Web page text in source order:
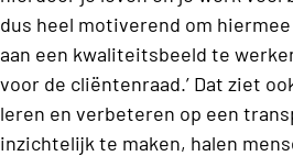
dus heel motiverend om hiermee
aan een kwaliteitsbeeld te
voor de cliëntenraad.’ Dat ziet
leren en verbeteren op een
inzichtelijk te maken, halen